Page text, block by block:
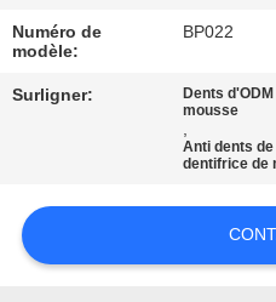
CONTACTEZ-
DEMANDEZ
UNE
CITATION
Numéro de
modèle:
BP022
Surligner:
Dents
mousse
,
Anti dents
dentifrice de